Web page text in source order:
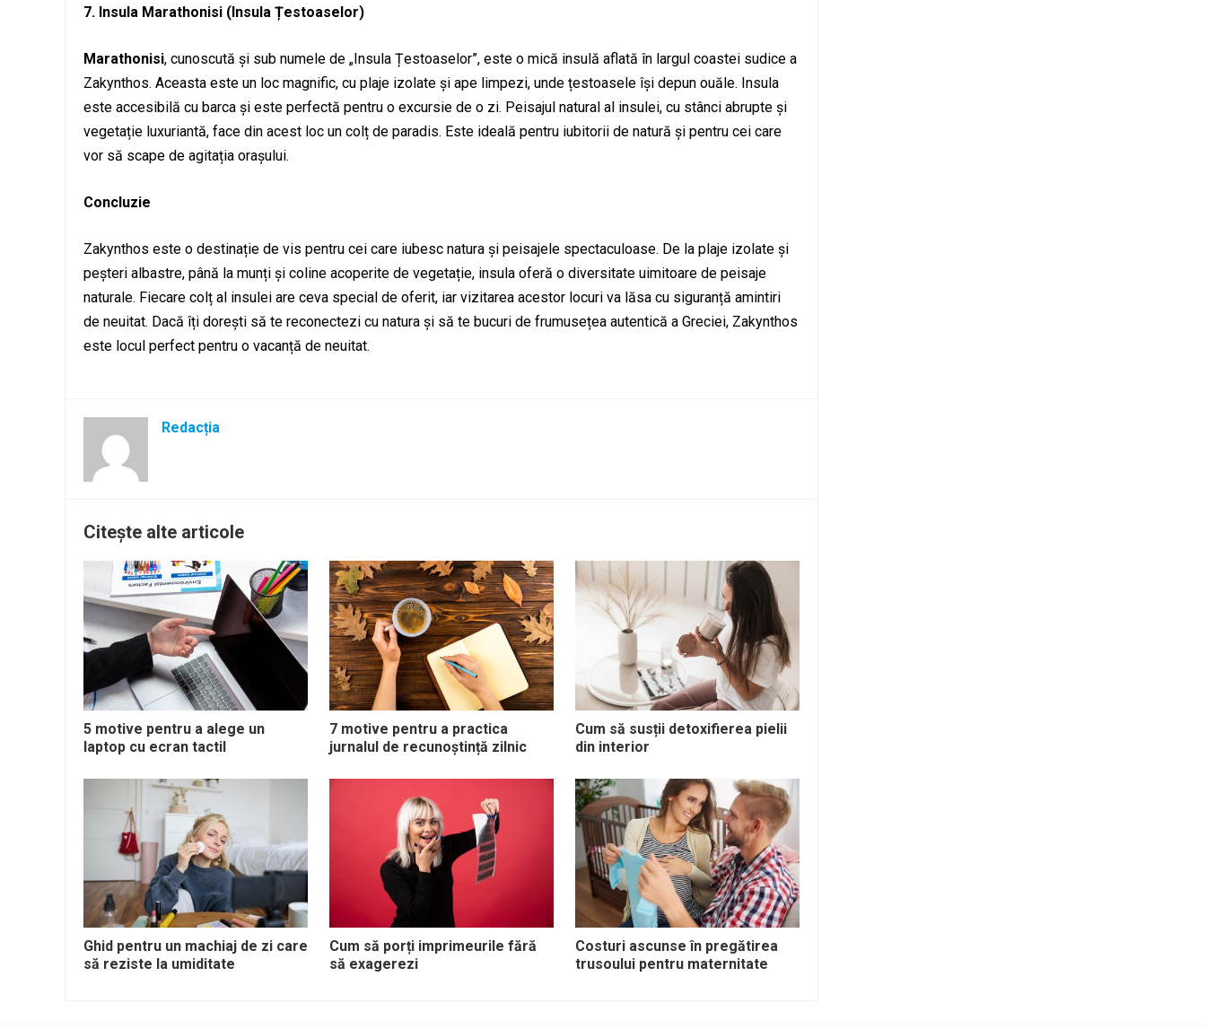
7. Insula Marathonisi (Insula Țestoaselor)
Marathonisi, cunoscută și sub numele de „Insula Țestoaselor”, este o mică insulă aflată în largul coastei sudice a
Zakynthos. Aceasta este un loc magnific, cu plaje izolate și ape limpezi, unde țestoasele își depun ouăle. Insula
este accesibilă cu barca și este perfectă pentru o excursie de o zi. Peisajul natural al insulei, cu stânci abrupte și
vegetație luxuriantă, face din acest loc un colț de paradis. Este ideală pentru iubitorii de natură și pentru cei care
vor să scape de agitația orașului.
Concluzie
Zakynthos este o destinație de vis pentru cei care iubesc natura și peisajele spectaculoase. De la plaje izolate și
peșteri albastre, până la munți și coline acoperite de vegetație, insula oferă o diversitate uimitoare de peisaje
naturale. Fiecare colț al insulei are ceva special de oferit, iar vizitarea acestor locuri va lăsa cu siguranță amintiri
de neuitat. Dacă îți dorești să te reconectezi cu natura și să te bucuri de frumusețea autentică a Greciei, Zakynthos
este locul perfect pentru o vacanță de neuitat.
Redacția
Citește alte articole
5 motive pentru a alege un
laptop cu ecran tactil
7 motive pentru a practica
jurnalul de recunoștință zilnic
Cum să susții detoxifierea pielii
din interior
Ghid pentru un machiaj de zi care
să reziste la umiditate
Cum să porți imprimeurile fără
să exagerezi
Costuri ascunse în pregătirea
trusoului pentru maternitate